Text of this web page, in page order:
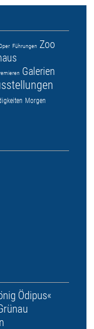
Führungen Zoo
Galerien
Morgen
Ödipus«